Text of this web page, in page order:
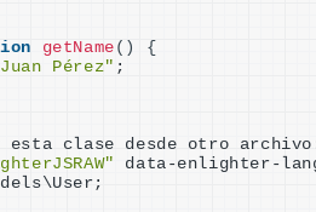
getName ()
{
Pérez" ;
clase desde otro
data-enlighter-